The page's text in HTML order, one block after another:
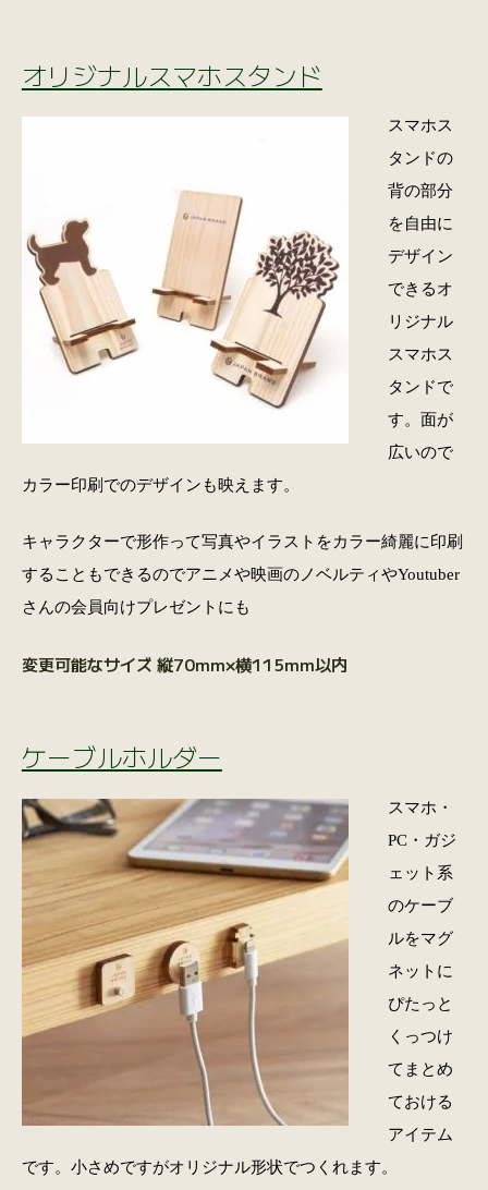
オリジナルスマホスタンド
スマホス
タンドの
背の部分
を自由に
デザイン
できるオ
リジナル
スマホス
タンドで
す。面が
広いので
カラー印刷でのデザインも映えます。
キャラクターで形作って写真やイラストをカラー綺麗に印刷
することもできるのでアニメや映画のノベルティやYoutuber
さんの会員向けプレゼントにも
変更可能なサイズ 縦70mm×横115mm以内
ケーブルホルダー
スマホ・
PC・ガジ
ェット系
のケーブ
ルをマグ
ネットに
ぴたっと
くっつけ
てまとめ
ておける
アイテム
です。小さめですがオリジナル形状でつくれます。